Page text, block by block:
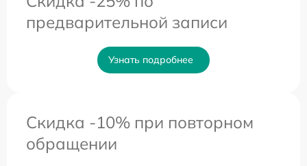
предварительной записи
Узнать подробнее
Скидка -10% при повторном
обращении